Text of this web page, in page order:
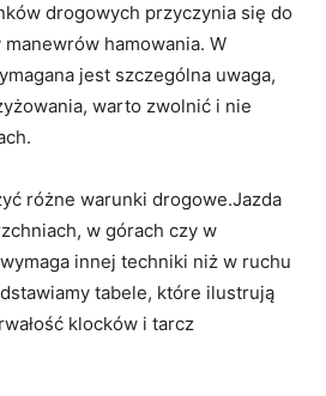
drogowych przyczynia się do
hamowania. W
jest szczególna uwaga,
warto zwolnić i nie
różne warunki drogowe.Jazda
w górach czy w
innej techniki niż w ruchu
tabele, które‍ ilustrują
klocków i tarcz